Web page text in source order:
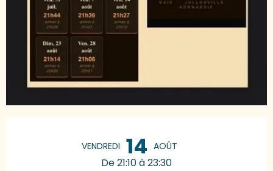
VENDREDI 14 AOÛT
De 21:10 à 23:30